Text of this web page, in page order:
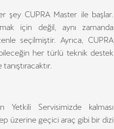
şey CUPRA Master ile başlar.
için değil, aynı zamanda
seçilmiştir. Ayrıca, CUPRA
her türlü teknik destek
Servisimizde kalması
üzerine geçici araç gibi bir dizi